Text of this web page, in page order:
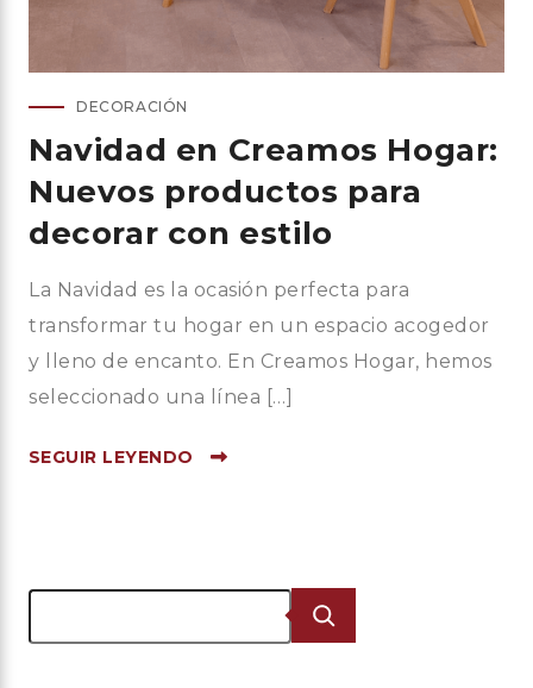
DECORACIÓN
Navidad en Creamos Hogar:
Nuevos productos para
decorar con estilo
La Navidad es la ocasión perfecta para
transformar tu hogar en un espacio acogedor
y lleno de encanto. En Creamos Hogar, hemos
seleccionado una línea […]
SEGUIR LEYENDO
Buscar